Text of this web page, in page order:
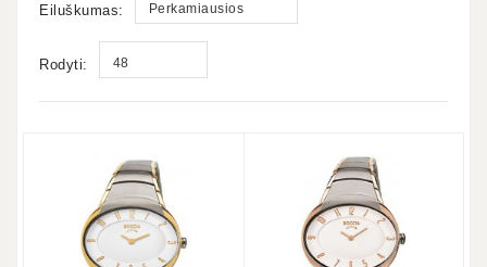
Eiluškumas: Perkamiausios
Rodyti: 48